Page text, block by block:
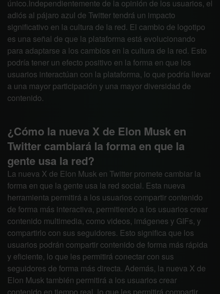
único.Independientemente de la opinión de los usuarios, el
adiós al pájaro azul de Twitter tendrá un impacto
significativo en la cultura de la red. El cambio de logotipo
es una señal de que la plataforma está evolucionando
para adaptarse a los cambios en la cultura de la red. Esto
podría tener un efecto positivo en la forma en que los
usuarios interactúan con la plataforma, lo que podría llevar
a una mayor participación y una mayor diversidad de
contenido.
¿Cómo la nueva X de Elon Musk en
Twitter cambiará la forma en que la
gente usa la red?
La nueva X de Elon Musk en Twitter promete cambiar la
forma en que la gente usa la red social. Esta nueva
herramienta permitirá a los usuarios compartir contenido
de forma más interactiva, permitiendo a los usuarios crear
contenido multimedia, como videos, imágenes y GIFs, y
compartirlo con sus seguidores. Esto significa que los
usuarios podrán compartir contenido de forma más rápida
y eficiente, lo que les permitirá conectar con sus
seguidores de forma más directa. Además, la nueva X de
Elon Musk también permitirá a los usuarios crear